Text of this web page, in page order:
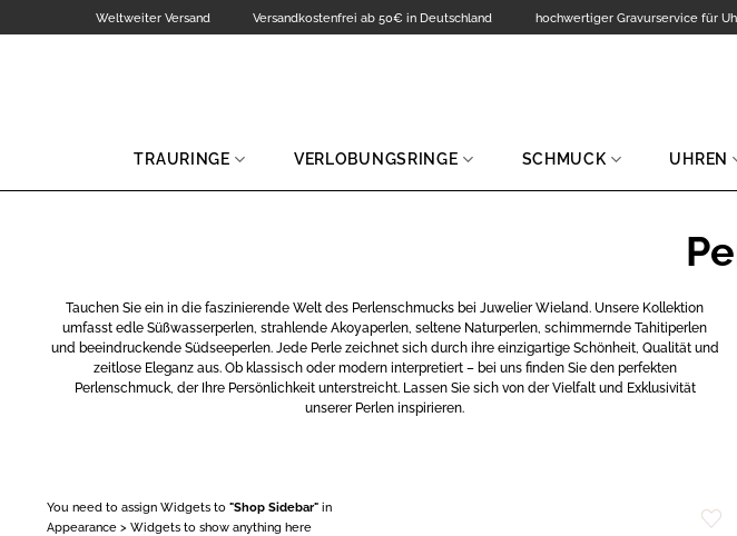
Weltweiter Versand Versandkostenfrei ab 50€ in Deutschland hochwertiger Gravurservice für
TRAURINGE VERLOBUNGSRINGE SCHMUCK UHREN
Tauchen Sie ein in die faszinierende Welt des Perlenschmucks bei Juwelier Wieland. Unsere Kollektion
umfasst edle Süßwasserperlen, strahlende Akoyaperlen, seltene Naturperlen, schimmernde Tahitiperlen
und beeindruckende Südseeperlen. Jede Perle zeichnet sich durch ihre einzigartige Schönheit, Qualität und
zeitlose Eleganz aus. Ob klassisch oder modern interpretiert – bei uns finden Sie den perfekten
Perlenschmuck, der Ihre Persönlichkeit unterstreicht. Lassen Sie sich von der Vielfalt und Exklusivität
unserer Perlen inspirieren.
You need to assign Widgets to "Shop Sidebar" in
Appearance > Widgets to show anything here